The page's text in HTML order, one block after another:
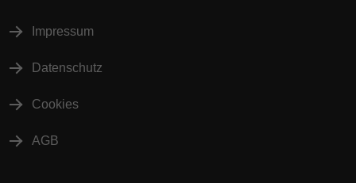
Impressum
Datenschutz
Cookies
AGB